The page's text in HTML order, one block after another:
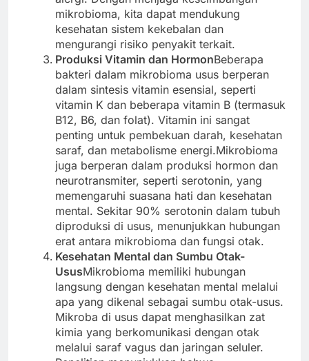
mikrobioma, kita dapat mendukung
kesehatan sistem kekebalan dan
mengurangi risiko penyakit terkait.
Produksi Vitamin dan HormonBeberapa
bakteri dalam mikrobioma usus berperan
dalam sintesis vitamin esensial, seperti
vitamin K dan beberapa vitamin B (termasuk
B12, B6, dan folat). Vitamin ini sangat
penting untuk pembekuan darah, kesehatan
saraf, dan metabolisme energi.Mikrobioma
juga berperan dalam produksi hormon dan
neurotransmiter, seperti serotonin, yang
memengaruhi suasana hati dan kesehatan
mental. Sekitar 90% serotonin dalam tubuh
diproduksi di usus, menunjukkan hubungan
erat antara mikrobioma dan fungsi otak.
Kesehatan Mental dan Sumbu Otak-
UsusMikrobioma memiliki hubungan
langsung dengan kesehatan mental melalui
apa yang dikenal sebagai sumbu otak-usus.
Mikroba di usus dapat menghasilkan zat
kimia yang berkomunikasi dengan otak
melalui saraf vagus dan jaringan seluler.